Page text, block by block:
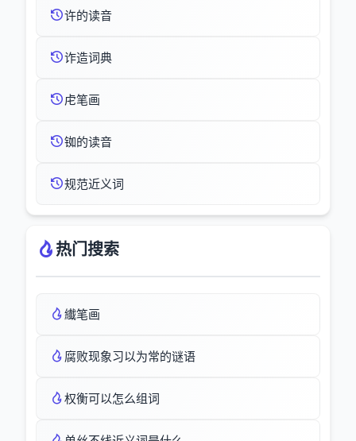
许的读音
诈造词典
虍笔画
铷的读音
规范近义词
热门搜索
纎笔画
腐败现象习以为常的谜语
权衡可以怎么组词